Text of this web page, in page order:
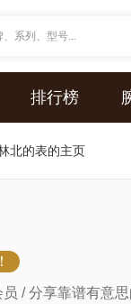
、系列、型号...
排行榜
北的表的主页
/ 分享靠谱有意